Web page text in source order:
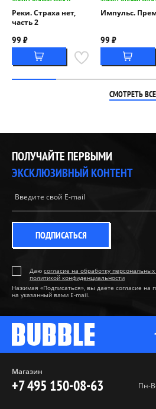
Реки. Страха нет,
часть 2
99 ₽
Импульс.
99 ₽
СМОТРЕТЬ ВСЕ
ПОЛУЧАЙТЕ ПЕРВЫМИ
ЭКСКЛЮЗИВНЫЙ КОНТЕНТ
ПОДПИСАТЬСЯ
Даю согласие на обработку
политикой конфиденциальности
Нажимая «Подписаться», вы даете согласие на
на указанный вами E-mail.
Магазин
+7 495 150-08-63 Пн-